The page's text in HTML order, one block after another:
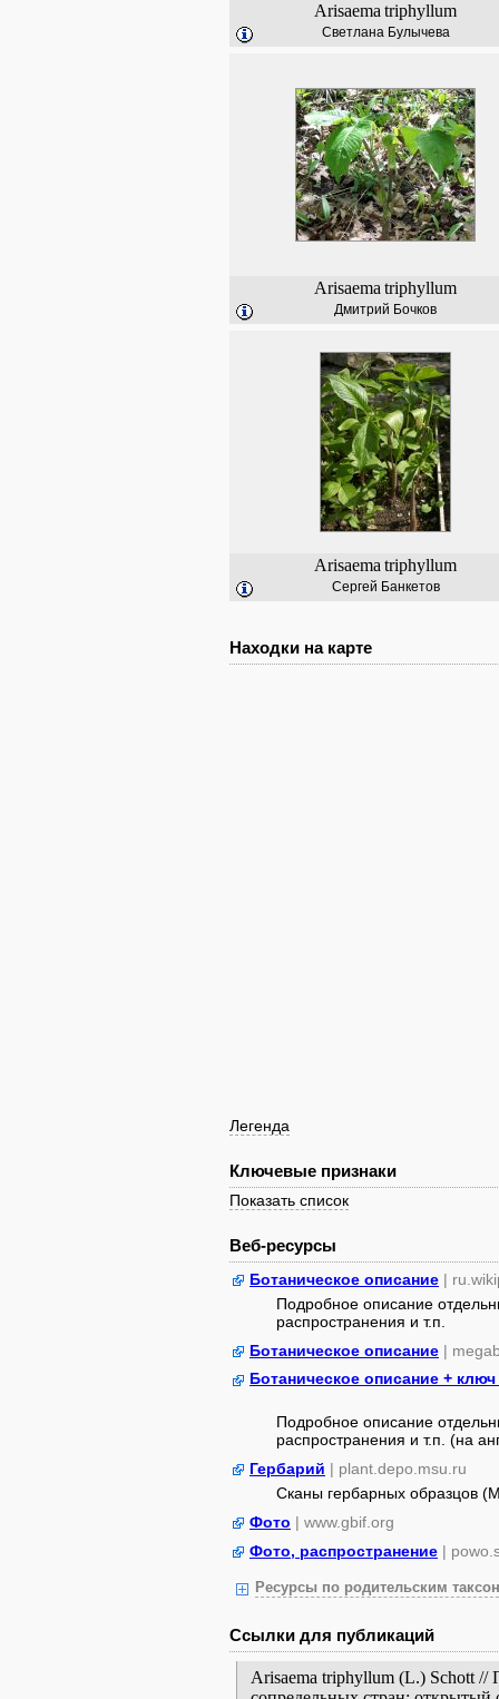
Arisaema triphyllum
Светлана Булычева
Arisaema triphyllum
Дмитрий Бочков
Arisaema triphyllum
Сергей Банкетов
Находки на карте
Легенда
Ключевые признаки
Показать список
Веб-ресурсы
Ботаническое описание |
Подробное описание
распространения и т.п.
Ботаническое описание |
Ботаническое описание +
Подробное описание
распространения и т.п. (на
Гербарий | plant.depo.msu.ru
Сканы гербарных образцов
Фото | www.gbif.org
Фото, распространение |
Ресурсы по родительским
Ссылки для публикаций
Arisaema triphyllum (L.) Schott